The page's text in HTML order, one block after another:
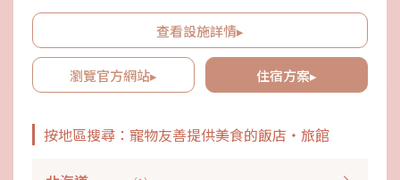
專用狗跑區的客房，推薦給攜帶寵物或團體旅遊的客人。除了使用當地
食材的燒烤外，各種豐富的休閒活動也很充實，能享受從日常中解放出
的幸福時光。
查看設施詳情▸
瀏覽官方網站▸ 住宿方案▸
按地區搜尋：寵物友善提供美食的飯店・旅館